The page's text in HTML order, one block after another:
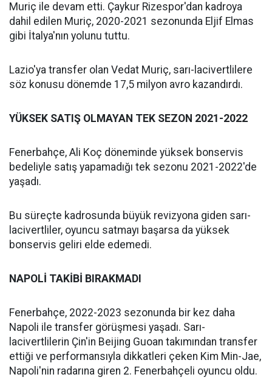
Muriç ile devam etti. Çaykur Rizespor'dan kadroya
dahil edilen Muriç, 2020-2021 sezonunda Eljif Elmas
gibi İtalya'nın yolunu tuttu.
Lazio'ya transfer olan Vedat Muriç, sarı-lacivertlilere
söz konusu dönemde 17,5 milyon avro kazandırdı.
YÜKSEK SATIŞ OLMAYAN TEK SEZON 2021-2022
Fenerbahçe, Ali Koç döneminde yüksek bonservis
bedeliyle satış yapamadığı tek sezonu 2021-2022'de
yaşadı.
Bu süreçte kadrosunda büyük revizyona giden sarı-
lacivertliler, oyuncu satmayı başarsa da yüksek
bonservis geliri elde edemedi.
NAPOLİ TAKİBİ BIRAKMADI
Fenerbahçe, 2022-2023 sezonunda bir kez daha
Napoli ile transfer görüşmesi yaşadı. Sarı-
lacivertlilerin Çin'in Beijing Guoan takımından transfer
ettiği ve performansıyla dikkatleri çeken Kim Min-Jae,
Napoli'nin radarına giren 2. Fenerbahçeli oyuncu oldu.